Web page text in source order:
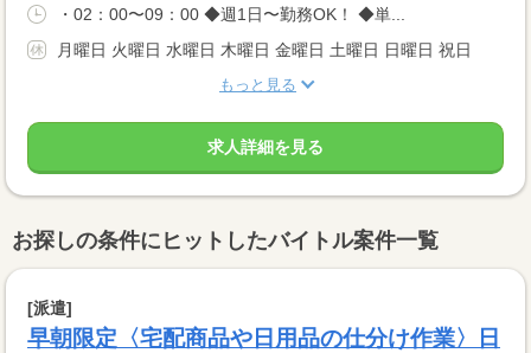
・02：00〜09：00 ◆週1日〜勤務OK！ ◆単...
月曜日 火曜日 水曜日 木曜日 金曜日 土曜日 日曜日 祝日
もっと見る
求人詳細を見る
お探しの条件にヒットしたバイトル案件一覧
[派遣]
早朝限定〈宅配商品や日用品の仕分け作業〉日